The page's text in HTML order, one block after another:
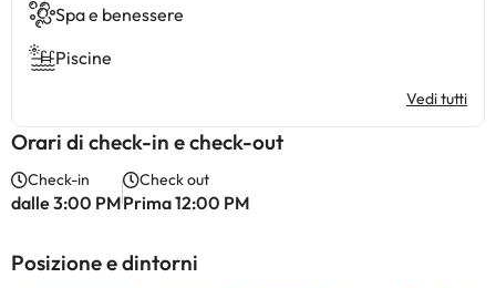
Spa e benessere
Piscine
Vedi tutti
Orari di check-in e check-out
Check-in
dalle 3:00 PM
Check out
Prima 12:00 PM
Posizione e dintorni